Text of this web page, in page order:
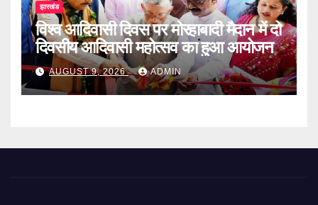
झारखंड
विश्व आदिवासी दिवस पर मोरहाबादी मैदान में दो
दिवसीय आदिवासी महोत्सव का हुआ आयोजन
AUGUST 9, 2026 ADMIN